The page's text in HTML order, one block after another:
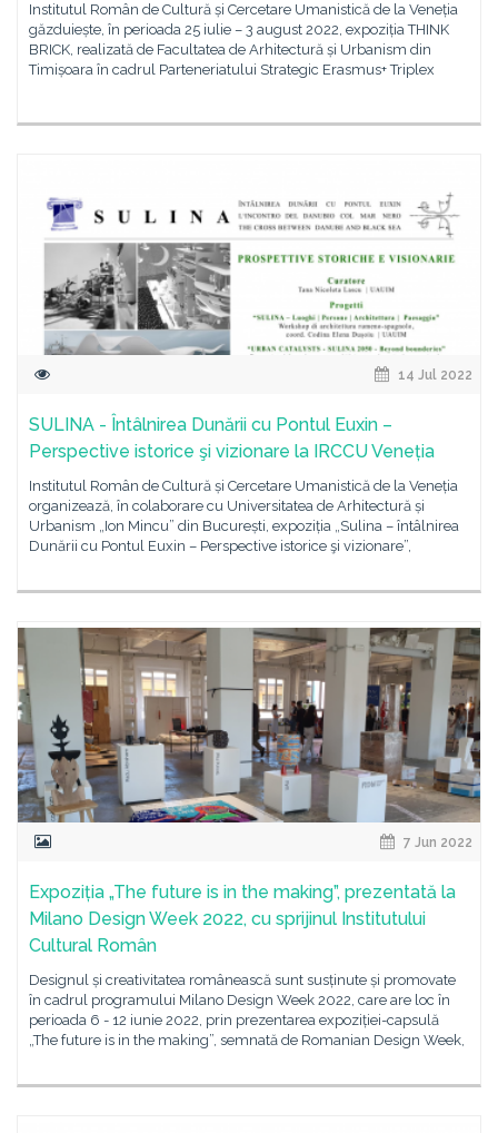
Institutul Român de Cultură și Cercetare Umanistică de la Veneția
găzduiește, în perioada 25 iulie – 3 august 2022, expoziția THINK
BRICK, realizată de Facultatea de Arhitectură și Urbanism din
Timișoara în cadrul Parteneriatului Strategic Erasmus+ Triplex
14 Jul 2022
SULINA - Întâlnirea Dunării cu Pontul Euxin –
Perspective istorice şi vizionare la IRCCU Veneția
Institutul Român de Cultură și Cercetare Umanistică de la Veneția
organizează, în colaborare cu Universitatea de Arhitectură și
Urbanism „Ion Mincu” din București, expoziția „Sulina – întâlnirea
Dunării cu Pontul Euxin – Perspective istorice şi vizionare”,
7 Jun 2022
Expoziția „The future is in the making”, prezentată la
Milano Design Week 2022, cu sprijinul Institutului
Cultural Român
Designul și creativitatea românească sunt susținute și promovate
în cadrul programului Milano Design Week 2022, care are loc în
perioada 6 - 12 iunie 2022, prin prezentarea expoziției-capsulă
„The future is in the making”, semnată de Romanian Design Week,